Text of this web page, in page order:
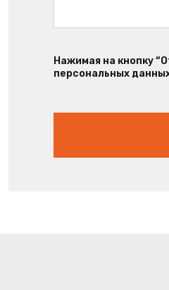
Нажимая на кнопку
персональных